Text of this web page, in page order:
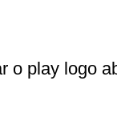
o play logo